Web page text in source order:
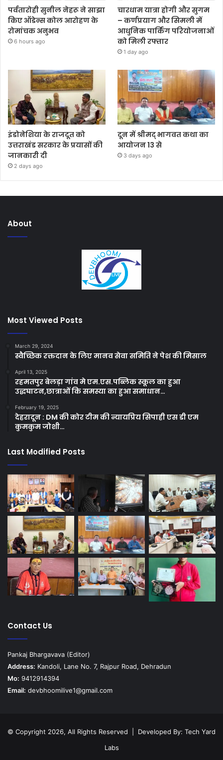
पर्वतारोही सुनील नेहरू ने साझा
किए ऑडेन्स कोल आरोहण के
रोमांचक अनुभव
6 hours ago
चारधाम यात्रा होगी और सुगम
– कर्णप्रयाग और सिमली में
आधुनिक पार्किंग परियोजनाओं
को मिली रफ्तार
1 day ago
इंडोनेशिया के राजदूत को
उत्तराखंड सरकार के प्रयासों की
जानकारी दी
2 days ago
दून में श्रीमद् भागवत कथा का
आयोजन 13 से
3 days ago
About
Most Viewed Posts
March 29, 2024
स्वैच्छिक रक्तदान के लिए मानव सेवा समिति ने पेश की मिसाल
April 13, 2025
रहमतपुर बेलड़ा गांव मे एम.एस.पब्लिक स्कूल का हुआ
उद्धघाटन,छात्राओं कि समस्या का हुआ समाधान…
February 19, 2025
देहरादून : DM की कोर टीम की न्यायप्रिय सिपाही एस डी एम
कुमकुम जोशी…
Last Modified Posts
Contact Us
Pankaj Bhargavava (Editor)
Address: Kandoli, Lane No. 7, Rajpur Road, Dehradun
Mo: 9412914394
Email: devbhoomilive1@gmail.com
© Copyright 2026, All Rights Reserved | Developed By: Tech Yard
Labs